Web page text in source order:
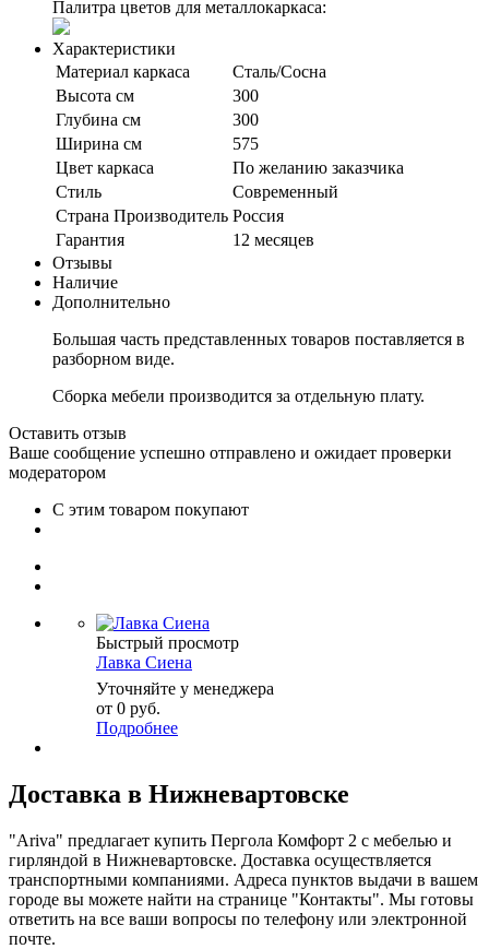
Палитра цветов для металлокаркаса:
Характеристики
Материал каркаса
Сталь/Сосна
Высота см
300
Глубина см
300
Ширина см
575
Цвет каркаса
По желанию заказчика
Стиль
Современный
Страна Производитель Россия
Гарантия
12 месяцев
Отзывы
Наличие
Дополнительно
Большая часть представленных товаров поставляется в
разборном виде.
Сборка мебели производится за отдельную плату.
Оставить отзыв
Ваше сообщение успешно отправлено и ожидает проверки
модератором
С этим товаром покупают
Быстрый просмотр
Лавка Сиена
Уточняйте у менеджера
от 0 руб.
Подробнее
Доставка в Нижневартовске
"Ariva" предлагает купить Пергола Комфорт 2 с мебелью и
гирляндой в Нижневартовске. Доставка осуществляется
транспортными компаниями. Адреса пунктов выдачи в вашем
городе вы можете найти на странице "Контакты". Мы готовы
ответить на все ваши вопросы по телефону или электронной
почте.